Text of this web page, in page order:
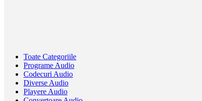
Toate Categoriile
Programe Audio
Codecuri Audio
Diverse Audio
Playere Audio